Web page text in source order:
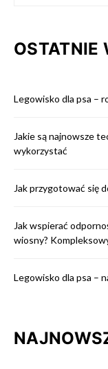
OSTATNIE
Legowisko dla psa –
Jakie są najnowsze
wykorzystać
Jak przygotować się
Jak wspierać
wiosny?
Legowisko dla psa –